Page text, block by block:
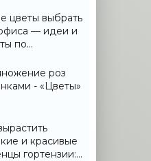
цветы выбрать
— идеи и
по
роз
- «Цветы»
и красивые
гортензии: